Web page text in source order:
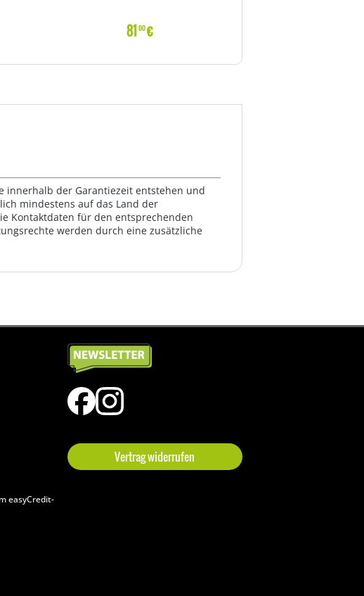
81 00€
innerhalb der Garantiezeit entstehen und
mindestens auf das Land der
Kontaktdaten für den entsprechenden
werden durch eine zusätzliche
easyCredit-
Vertrag widerrufen